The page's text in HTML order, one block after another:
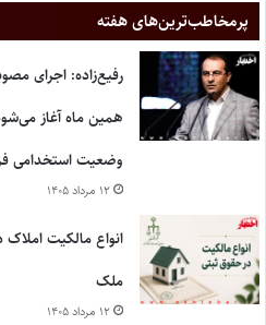
پر‌مخاطب‌ترین‌های هفته
رفیع‌زاده: اجرای
همین ماه آغاز
وضعیت استخدامی
۱۲ مرداد ۱۴۰۵
ملک
۱۲ مرداد ۱۴۰۵